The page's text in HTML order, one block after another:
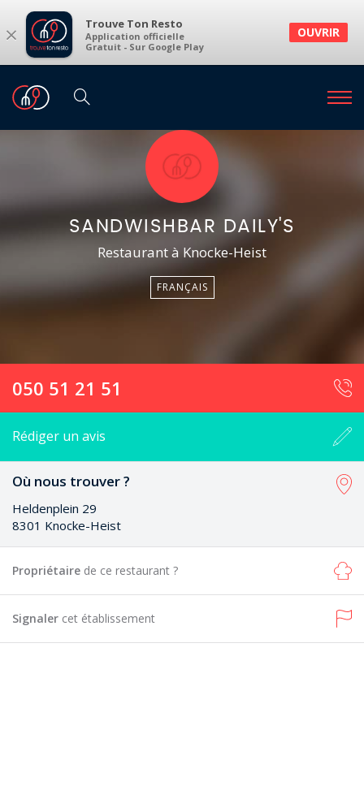
× Trouve Ton Resto
Application officielle
Gratuit - Sur Google Play
OUVRIR
SANDWISHBAR DAILY'S
Restaurant à Knocke-Heist
FRANÇAIS
050 51 21 51
Rédiger un avis
Où nous trouver ?
Heldenplein 29
8301 Knocke-Heist
Propriétaire de ce restaurant ?
Signaler cet établissement